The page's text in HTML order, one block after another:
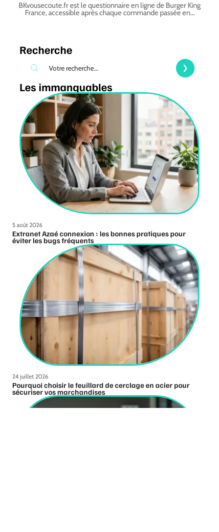
BKvousecoute.fr est le questionnaire en ligne de Burger King
France, accessible après chaque commande passée en…
Recherche
Les immanquables
5 août 2026
Extranet Azaé connexion : les bonnes pratiques pour
éviter les bugs fréquents
24 juillet 2026
Pourquoi choisir le feuillard de cerclage en acier pour
sécuriser vos marchandises